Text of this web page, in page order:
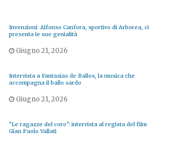
Invenzioni: Alfonso Canfora, sportivo di Arborea, ci
presenta le sue genialità
Giugno 21, 2026
Intervista a Fantasias de Ballos, la musica che
accompagna il ballo sardo
Giugno 21, 2026
"Le ragazze del coro": intervista al regista del film
Gian Paolo Vallati